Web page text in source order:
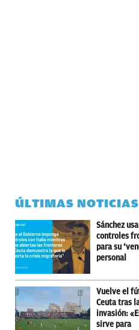
ÚLTIMAS NOTICIAS
Sánchez
controles
para su
personal
Vuelve el
Ceuta tras
invasión:
sirve para